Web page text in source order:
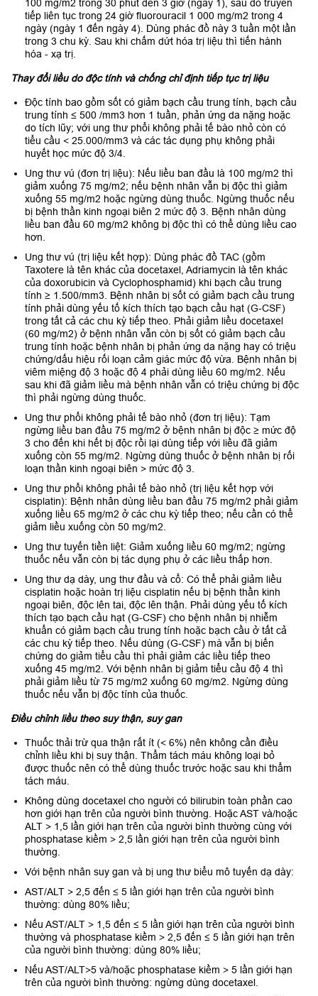
100 mg/m2 trong 30 phút đến 3 giờ (ngày 1), sau đó truyền
tiếp liên tục trong 24 giờ fluorouracil 1 000 mg/m2 trong 4
ngày (ngày 1 đến ngày 4). Dùng phác đồ này 3 tuần một lần
trong 3 chu kỳ. Sau khi chấm dứt hóa trị liệu thì tiến hành
hóa - xạ trị.
Thay đổi liều do độc tính và chống chỉ định tiếp tục trị liệu
Độc tính bao gồm sốt có giảm bạch cầu trung tính, bạch cầu
trung tính ≤ 500 /mm3 hơn 1 tuần, phản ứng da nặng hoặc
do tích lũy; với ung thư phổi không phải tế bào nhỏ còn có
tiểu cầu < 25.000/mm3 và các tác dụng phụ không phải
huyết học mức độ 3/4.
Ung thư vú (đơn trị liệu): Nếu liều ban đầu là 100 mg/m2 thì
giảm xuống 75 mg/m2; nếu bệnh nhân vẫn bị độc thì giảm
xuống 55 mg/m2 hoặc ngừng dùng thuốc. Ngừng thuốc nếu
bị bệnh thần kinh ngoại biên 2 mức độ 3. Bệnh nhân dùng
liều ban đầu 60 mg/m2 không bị độc thì có thể dùng liều cao
hơn.
Ung thư vú (trị liệu kết hợp): Dùng phác đồ TAC (gồm
Taxotere là tên khác của docetaxel, Adriamycin là tên khác
của doxorubicin và Cyclophosphamid) khi bạch cầu trung
tính ≥ 1.500/mm3. Bệnh nhân bị sốt có giảm bạch cầu trung
tính phải dùng yếu tố kích thích tạo bạch cầu hạt (G-CSF)
trong tất cả các chu kỳ tiếp theo. Phải giảm liều docetaxel
(60 mg/m2) ở bệnh nhân vẫn còn bị sốt có giảm bạch cầu
trung tính hoặc bệnh nhân bị phản ứng da nặng hay có triệu
chứng/dấu hiệu rối loạn cảm giác mức độ vừa. Bệnh nhân bị
viêm miệng độ 3 hoặc độ 4 phải dùng liều 60 mg/m2. Nếu
sau khi đã giảm liều mà bệnh nhân vẫn có triệu chứng bị độc
thì phải ngừng dùng thuốc.
Ung thư phổi không phải tế bào nhỏ (đơn trị liệu): Tạm
ngừng liều ban đầu 75 mg/m2 ở bệnh nhân bị độc ≥ mức độ
3 cho đến khi hết bị độc rồi lại dùng tiếp với liều đã giảm
xuống còn 55 mg/m2. Ngừng dùng thuốc ở bệnh nhân bị rối
loạn thần kinh ngoại biên > mức độ 3.
Ung thư phổi không phải tế bào nhỏ (trị liệu kết hợp với
cisplatin): Bệnh nhân dùng liều ban đầu 75 mg/m2 phải giảm
xuống liều 65 mg/m2 ở các chu kỳ tiếp theo; nếu cần có thể
giảm liều xuống còn 50 mg/m2.
Ung thư tuyến tiền liệt: Giảm xuống liều 60 mg/m2; ngừng
thuốc nếu vẫn còn bị tác dụng phụ ở các liều thấp hơn.
Ung thư dạ dày, ung thư đầu và cổ: Có thể phải giảm liều
cisplatin hoặc hoàn trị liệu cisplatin nếu bị bệnh thần kinh
ngoại biên, độc lên tai, độc lên thận. Phải dùng yếu tố kích
thích tạo bạch cầu hạt (G-CSF) cho bệnh nhân bị nhiễm
khuẩn có giảm bạch cầu trung tính hoặc bạch cầu ở tất cả
các chu kỳ tiếp theo. Nếu dùng (G-CSF) mà vẫn bị biến
chứng do giảm tiểu cầu thì phải giảm các liều tiếp theo
xuống 45 mg/m2. Với bệnh nhân bị giảm tiểu cầu độ 4 thì
phải giảm liều từ 75 mg/m2 xuống 60 mg/m2. Ngừng dùng
thuốc nếu vẫn bị độc tính của thuốc.
Điều chỉnh liều theo suy thận, suy gan
Thuốc thải trừ qua thận rất ít (< 6%) nên không cần điều
chỉnh liều khi bị suy thận. Thẩm tách máu không loại bỏ
được thuốc nên có thể dùng thuốc trước hoặc sau khi thẩm
tách máu.
Không dùng docetaxel cho người có bilirubin toàn phần cao
hơn giới hạn trên của người bình thường. Hoặc AST và/hoặc
ALT > 1,5 lần giới hạn trên của người bình thường cùng với
phosphatase kiềm > 2,5 lần giới hạn trên của người bình
thường.
Với bệnh nhân suy gan và bị ung thư biểu mô tuyến dạ dày:
AST/ALT > 2,5 đến ≤ 5 lần giới hạn trên của người bình
thường: dùng 80% liều;
Nếu AST/ALT > 1,5 đến ≤ 5 lần giới hạn trên của người bình
thường và phosphatase kiềm > 2,5 đến ≤ 5 lần giới hạn trên
của người bình thường: dùng 80% liều;
Nếu AST/ALT>5 và/hoặc phosphatase kiềm > 5 lần giới hạn
trên của người bình thường: ngừng dùng docetaxel.